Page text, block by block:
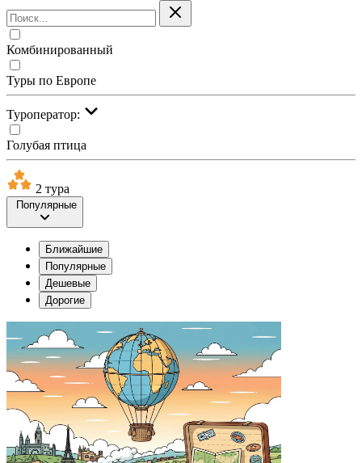
Комбинированный
Туры по Европе
Туроператор:
Голубая птица
2 тура
Популярные
Ближайшие
Популярные
Дешевые
Дорогие